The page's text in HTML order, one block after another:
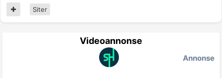
Siter
Videoannonse
Annonse